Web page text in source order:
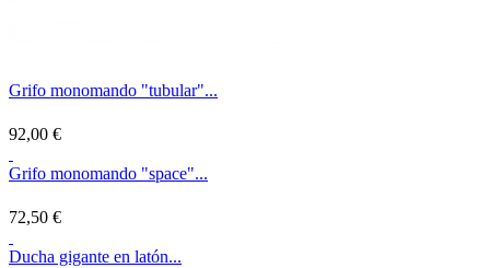
Grifo monomando "tubular"...
92,00 €
Grifo monomando "space"...
72,50 €
Ducha gigante en latón...